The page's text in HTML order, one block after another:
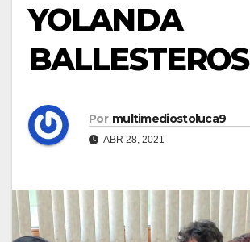
YOLANDA
BALLESTEROS
Por multimediostoluca9
ABR 28, 2021